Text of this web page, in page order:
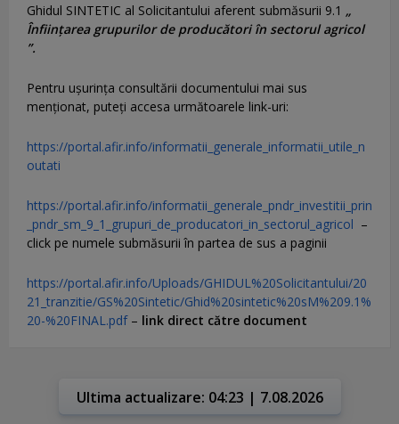
Ghidul SINTETIC al Solicitantului aferent submăsurii 9.1 „
Înființarea grupurilor de producători în sectorul agricol
”.
Pentru uşurinţa consultării documentului mai sus
menţionat, puteţi accesa următoarele link-uri:
https://portal.afir.info/informatii_generale_informatii_utile_n
outati
https://portal.afir.info/informatii_generale_pndr_investitii_prin
_pndr_sm_9_1_grupuri_de_producatori_in_sectorul_agricol –
click pe numele submăsurii în partea de sus a paginii
https://portal.afir.info/Uploads/GHIDUL%20Solicitantului/20
21_tranzitie/GS%20Sintetic/Ghid%20sintetic%20sM%209.1%
20-%20FINAL.pdf– link direct către document
Ultima actualizare: 04:23 | 7.08.2026